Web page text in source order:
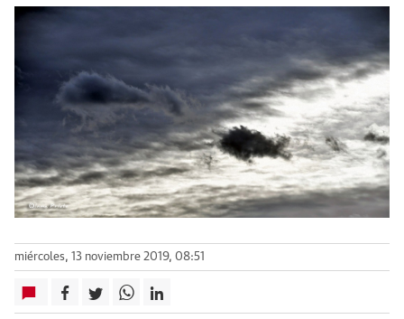
miércoles, 13 noviembre 2019, 08:51